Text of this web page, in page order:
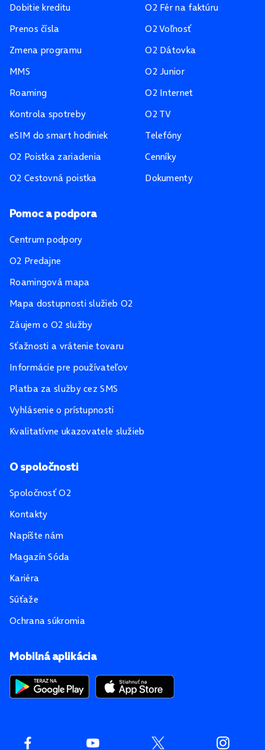
Mobilná aplikácia
Dobitie kreditu
Prenos čísla
Zmena programu
MMS
Roaming
Kontrola spotreby
eSIM do smart hodiniek
O2 Poistka zariadenia
O2 Cestovná poistka
O2 Fér na faktúru
O2 Voľnosť
O2 Dátovka
O2 Junior
O2 Internet
O2 TV
Telefóny
Cenníky
Dokumenty
Pomoc a podpora
Centrum podpory
O2 Predajne
Roamingová mapa
Mapa dostupnosti služieb O2
Záujem o O2 služby
Sťažnosti a vrátenie tovaru
Informácie pre používateľov
Platba za služby cez SMS
Vyhlásenie o prístupnosti
Kvalitatívne ukazovatele služieb
O spoločnosti
Spoločnosť O2
Kontakty
Napíšte nám
Magazín Sóda
Kariéra
Súťaže
Ochrana súkromia